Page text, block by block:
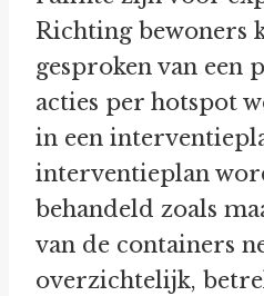
Richting bewoners
gesproken van een
acties per hotspot
in een
interventieplan
behandeld zoals
van de containers
overzichtelijk,